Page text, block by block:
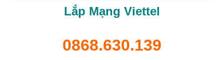
Lắp Mạng Viettel
0868.630.139